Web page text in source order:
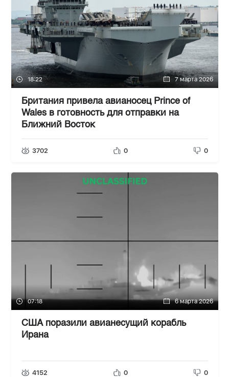
18:22 7 марта 2026
Британия привела авианосец Prince of
Wales в готовность для отправки на
Ближний Восток
3702 0 0
07:18 6 марта 2026
США поразили авианесущий корабль
Ирана
4152 0 0